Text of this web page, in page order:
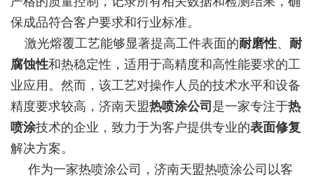
保成品符合客户要求和行业标准。
激光熔覆工艺能够显著提高工件表面的耐磨性、 耐
腐蚀性和热稳定性，适用于高精度和高性能要求的工
业应用。然而，该工艺对操作人员的技术水平和设备
精度要求较高，济南天盟热喷涂公司 是一家专注于热
喷涂技术的企业，致力于为客户提供专业的表面修复
解决方案。
作为一家热喷涂公司，济南天盟热喷涂公司以客